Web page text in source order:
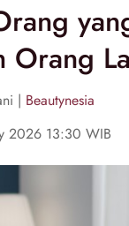
Orang
| Beautynesia
2026 13:30 WIB